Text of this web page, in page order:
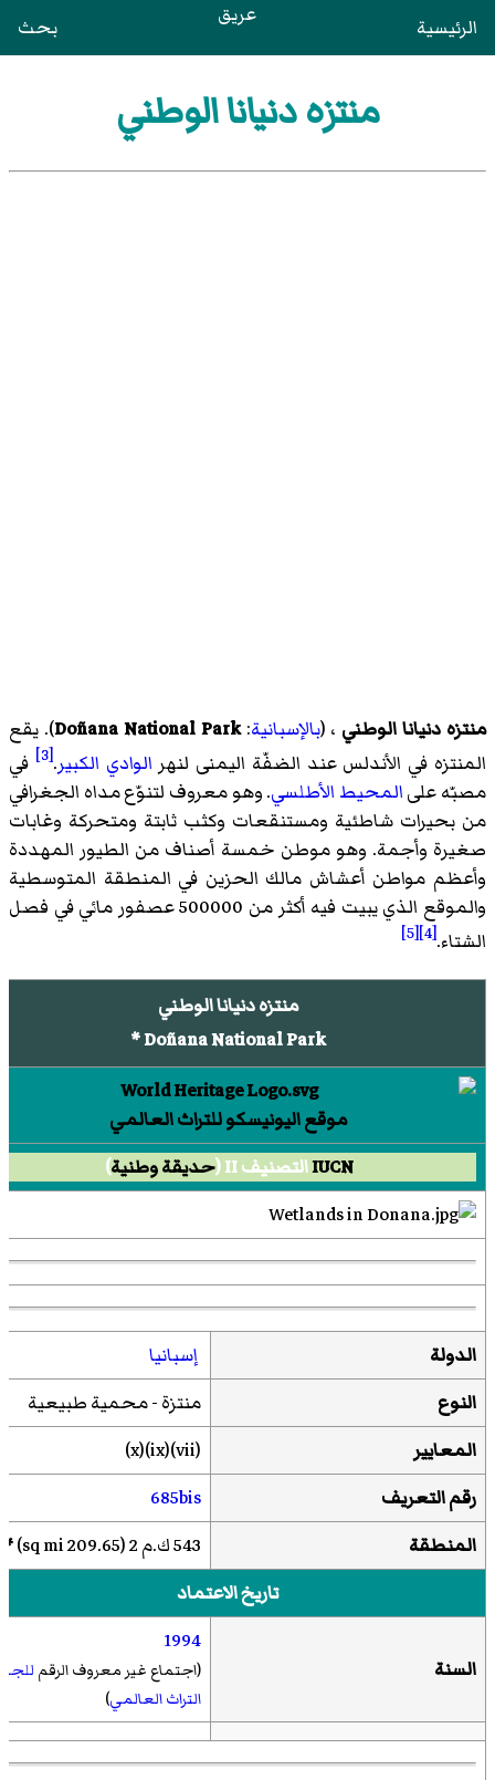
الرئيسية عريق بحث
منتزه دنيانا الوطني
منتزه دنيانا الوطني ، (بالإسبانية:
Doñana National Park)‏. يقع
المنتزه في الأندلس عند الضفّة اليمنى لنهر الوادي الكبير.
[3]
في
مصبّه علىالمحيط الأطلسي. وهو معروف لتنوّع مداه الجغرافي
من بحيرات شاطئية ومستنقعات وكثب ثابتة ومتحركة وغابات
صغيرة وأجمة. وهو موطن خمسة أصناف من الطيور المهددة
وأعظم مواطن أعشاش مالك الحزين في المنطقة المتوسطية
والموقع الذي يبيت فيه أكثر من 500000 عصفور مائي في فصل
الشتاء.[4]
[5]
منتزه دنيانا الوطني
Doñana National Park *
موقع اليونيسكو للتراث العالمي
IUCNالتصنيف II ( حديقة وطنية)
الدولة
إسبانيا
النوع
منتزة - محمية طبيعية
المعايير
(vii)(ix)(x)
رقم التعريف
685bis
المنطقة
543 ك.م 2 (209.65 sq mi)
تاريخ الاعتماد
السنة
1994
(اجتماع غير معروف الرقم
التراث العالمي)